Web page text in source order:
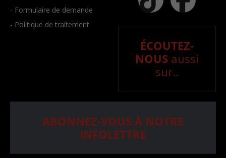
- Formulaire de demande
- Politique de traitement
ÉCOUTEZ-
NOUS aussi
sur..
ABONNEZ-VOUS À NOTRE
INFOLETTRE